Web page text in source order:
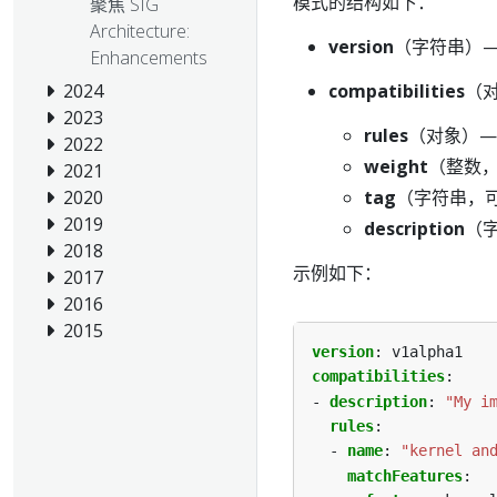
Architecture:
Enhancements
2024
2023
2022
2021
2020
2019
2018
2017
2016
2015
version （字符串
compatibilities
rules （对象）
weight （整
tag （字符串
description
示例如下：
version:
v1alpha1
compatibilities:
- description:
"My
rules:
- name:
"kernel
matchFeatures: